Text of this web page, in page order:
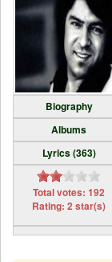
Biography
Albums
Lyrics (363)
Total votes: 192
Rating: 2 star(s)